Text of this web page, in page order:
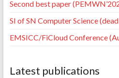
Second best paper
SI of SN Computer Science
EMSICC/FiCloud Conference
Latest publications